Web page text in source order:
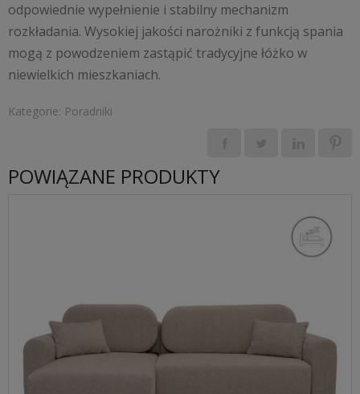
odpowiednie wypełnienie i stabilny mechanizm
rozkładania. Wysokiej jakości narożniki z funkcją spania
mogą z powodzeniem zastąpić tradycyjne łóżko w
niewielkich mieszkaniach.
Kategorie: Poradniki
POWIĄZANE PRODUKTY